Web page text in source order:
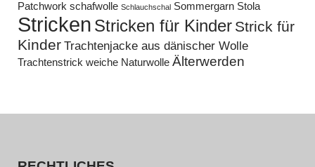
Patchwork schafwolle Schlauchschal Sommergarn Stola
Stricken Stricken für Kinder Strick für
Kinder Trachtenjacke aus dänischer Wolle
Trachtenstrick weiche Naturwolle Älterwerden